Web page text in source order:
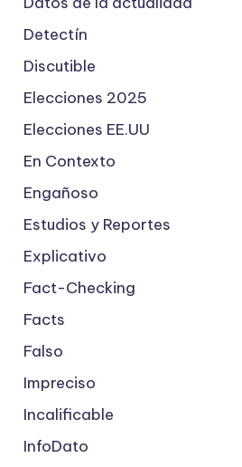
Detectín
Discutible
Elecciones 2025
Elecciones EE.UU
En Contexto
Engañoso
Estudios y Reportes
Explicativo
Fact-Checking
Facts
Falso
Impreciso
Incalificable
InfoDato